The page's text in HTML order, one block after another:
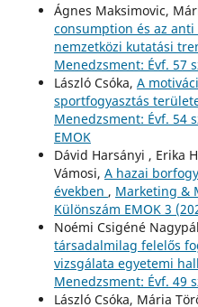
Ágnes Maksimovic,
consumption és az
nemzetközi kutatási
Menedzsment: Évf. 57
László Csóka, A
sportfogyasztás
Menedzsment: Évf. 54
EMOK
Dávid Harsányi , Erika
Vámosi, A hazai
években , Marketing &
Különszám EMOK 3
Noémi Csigéné
társadalmilag felelős
vizsgálata egyetemi
Menedzsment: Évf. 49
László Csóka, Mária